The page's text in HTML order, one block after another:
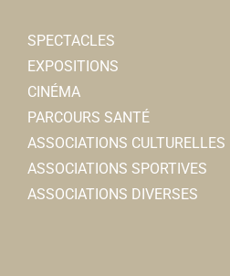
SPECTACLES
EXPOSITIONS
CINÉMA
PARCOURS SANTÉ
ASSOCIATIONS CULTURELLES
ASSOCIATIONS SPORTIVES
ASSOCIATIONS DIVERSES